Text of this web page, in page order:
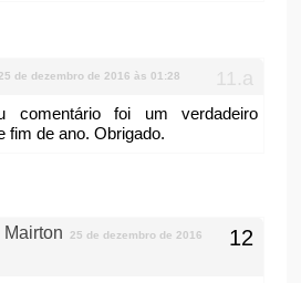
25 de dezembro de 2016 às 01:28
comentário foi um verdadeiro
fim de ano. Obrigado.
Mairton
25 de dezembro de 2016